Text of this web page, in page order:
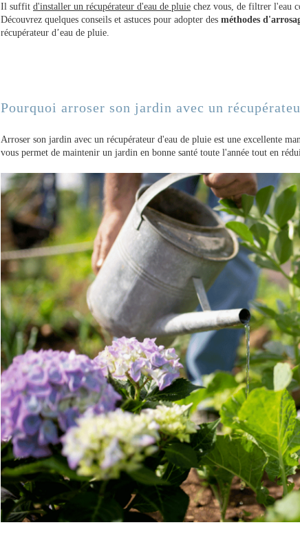
Il suffit d'installer un récupérateur d'eau de pluie chez vous, de filtrer l'eau
Découvrez quelques conseils et astuces pour adopter des méthodes
récupérateur d’eau de pluie.
Pourquoi arroser son jardin avec un
Arroser son jardin avec un récupérateur d'eau de pluie est une excellente
vous permet de maintenir un jardin en bonne santé toute l'année tout en